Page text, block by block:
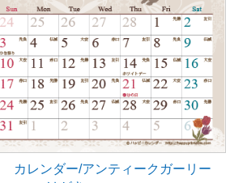
カレンダー/アンティークガーリー